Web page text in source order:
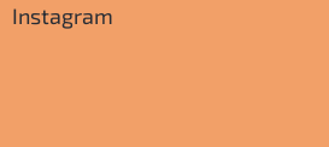
Instagram